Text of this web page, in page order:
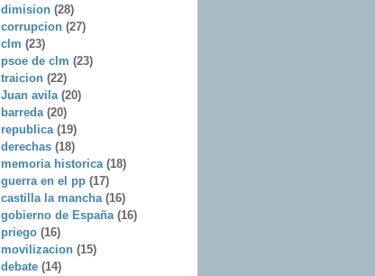
dimision (28)
corrupcion (27)
clm (23)
psoe de clm (23)
traicion (22)
Juan avila (20)
barreda (20)
republica (19)
derechas (18)
memoria historica (18)
guerra en el pp (17)
castilla la mancha (16)
gobierno de España (16)
priego (16)
movilizacion (15)
debate (14)